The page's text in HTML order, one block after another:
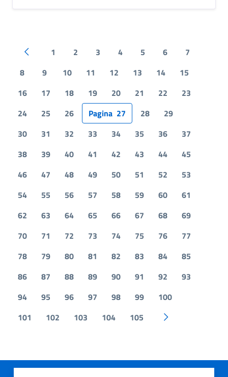
Pagina precedente
1 2 3 4 5 6
7
8
9 10 11 12 13 14
15
16
17 18 19 20 21 22
23
24
25 26 Pagina 27 28
29
30
31 32 33 34 35 36
37
38
39 40 41 42 43 44
45
46
47 48 49 50 51 52
53
54
55 56 57 58 59 60
61
62
63 64 65 66 67 68
69
70
71 72 73 74 75 76
77
78
79 80 81 82 83 84
85
86
87 88 89 90 91 92
93
94
95 96 97 98 99
100
101
102 103 104 105 Pagina